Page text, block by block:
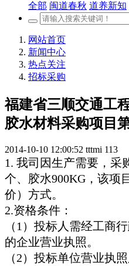
全部 闽道春秋 道养新知
网站首页
新闻中心
热点关注
招标采购
福建省三顺交通工
胶水材料采购项目
2014-10-10 12:00:52 tttmi 113
1. 我司因生产需要，采
个、胶水900KG，该项
价）方式。
2.资格条件：
（1）投标人需经工商
的企业营业执照。
（2）投标单位营业执